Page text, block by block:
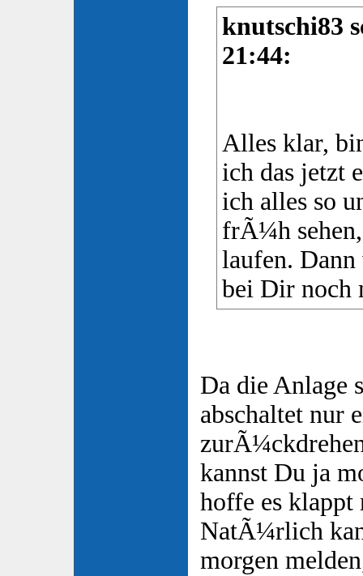
knutschi83
21:44:
Alles klar,
ich das jetzt
ich alles so
frÃ¼h
laufen.
bei Dir noch
Da die Anlage
abschaltet nur
kannst Du ja
hoffe es klappt
NatÃ¼rlich
morgen